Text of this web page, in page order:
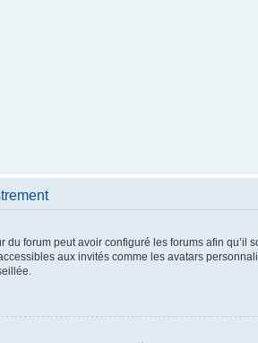
du forum peut avoir configuré les forums afin
aux invités comme les avatars